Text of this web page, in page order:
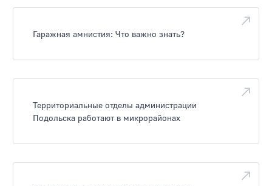
Гаражная амнистия: Что важно знать?
Территориальные отделы администрации
Подольска работают в микрорайонах